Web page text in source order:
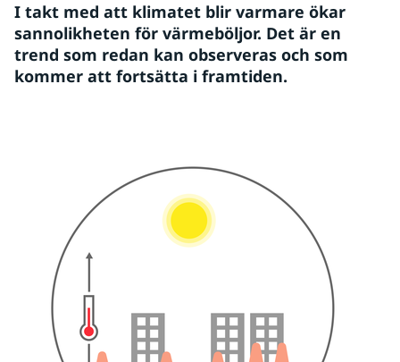
I takt med att klimatet blir varmare ökar
sannolikheten för värmeböljor. Det är en
trend som redan kan observeras och som
kommer att fortsätta i framtiden.